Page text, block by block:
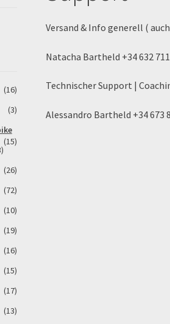
& -formular Zahlung & Versand
Versand & Info generell (
Natacha Bartheld +34 632
Technischer Support |
Alessandro Bartheld +34 673
(16)
(3)
(15)
(26)
(72)
(10)
(19)
(16)
(15)
(17)
(13)